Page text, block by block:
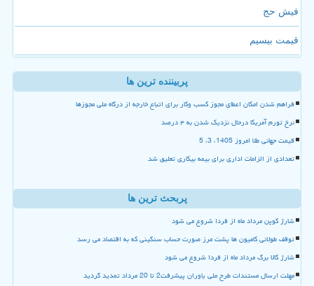
فیش حج
قیمت بیسیم
پربیننده ترین ها
فراهم شدن امکان اعطای مجوز کسب وکار برای اتباع خارجه از درگاه ملی مجوزها
نرخ تورم آمریکا درحال نزدیک شدن به ۴ درصد
قیمت جهانی طلا امروز 1405، 3، 5
تعدادی از الزامات اداری برای بیمه بیکاری تعلیق شد
پربحث ترین ها
شارژ کوپن مرداد ماه از فردا شروع می شود
توقف طولانی کامیون ها پشت مرز صورت حساب سنگینی که به اقتصاد می رسد
شارژ کالا برگ مرداد ماه از فردا شروع می شود
مهلت ارسال مستندات طرح ملی یاوران پیشرفت2 تا 20 مرداد تمدید گردید